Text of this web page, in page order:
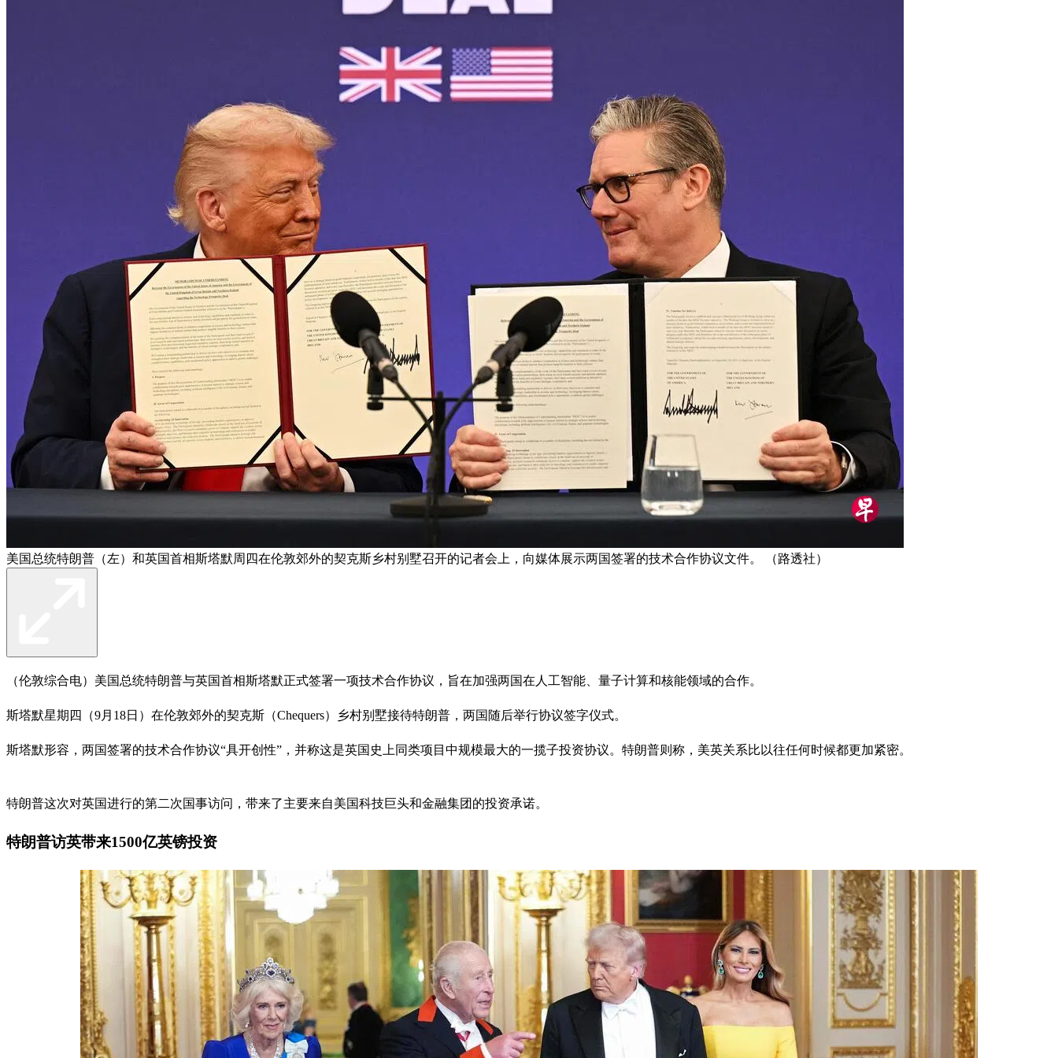
美国总统特朗普（左）和英国首相斯塔默周四在伦敦郊外的契克斯乡村别墅召开的记者会上，向媒体展示两国签署的技术合作协议文件。 （路透社）
（伦敦综合电）美国总统特朗普与英国首相斯塔默正式签署一项技术合作协议，旨在加强两国在人工智能、量子计算和核能领域的合作。
斯塔默星期四（9月18日）在伦敦郊外的契克斯（Chequers）乡村别墅接待特朗普，两国随后举行协议签字仪式。
斯塔默形容，两国签署的技术合作协议“具开创性”，并称这是英国史上同类项目中规模最大的一揽子投资协议。特朗普则称，美英关系比以往任何时候都更加紧密。
特朗普这次对英国进行的第二次国事访问，带来了主要来自美国科技巨头和金融集团的投资承诺。
特朗普访英带来1500亿英镑投资